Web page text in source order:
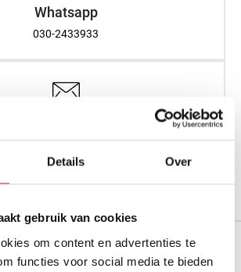
Details Over
gebruik van cookies
om content en advertenties te
functies voor social media te bieden
Whatsapp
030-2433933
VANAF € 100,-
en zware producten